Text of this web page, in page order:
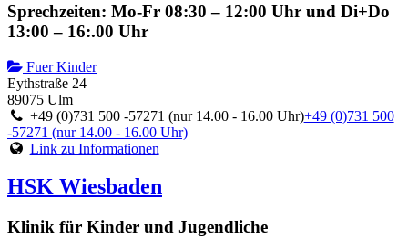
Sprechzeiten: Mo-Fr 08:30 – 12:00 Uhr und Di+Do
13:00 – 16:.00 Uhr
Fuer Kinder
Eythstraße 24
89075 Ulm
+49 (0)731 500 -57271 (nur 14.00 - 16.00 Uhr)+49 (0)731 500
-57271 (nur 14.00 - 16.00 Uhr)
Link zu Informationen
HSK Wiesbaden
Klinik für Kinder und Jugendliche